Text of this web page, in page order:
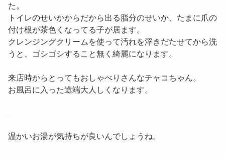
た。
トイレのせいかからだから出る脂分のせいか、たまに爪の
付け根が茶色くなってる子が居ます。
クレンジングクリームを使って汚れを浮きだたせてから洗
うと、ゴシゴシすること無く綺麗になります。
来店時からとってもおしゃべりさんなチャコちゃん。
お風呂に入った途端大人しくなります。
温かいお湯が気持ちが良いんでしょうね。